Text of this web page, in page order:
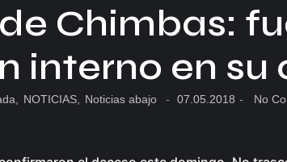
Chimbas:
interno en su
NOTICIAS Noticias abajo - 07.05.2018 - No